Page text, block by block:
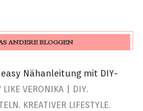
ANDERE BLOGGEN
Nähanleitung mit DIY-
LIKE VERONIKA | DIY.
KREATIVER LIFESTYLE.